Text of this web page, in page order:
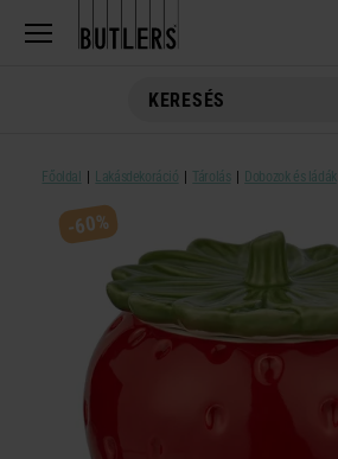
Főoldal Lakásdekoráció Tárolás Dobozok és ládák
-60%